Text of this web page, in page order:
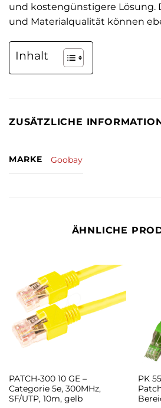
und kostengünstigere Lösung.
und Materialqualität können
Inhalt
ZUSÄTZLICHE
MARKE Goobay
ÄHNLICHE
PATCH-300 10 GE –
Categorie 5e, 300MHz,
SF/UTP, 10m, gelb
PK